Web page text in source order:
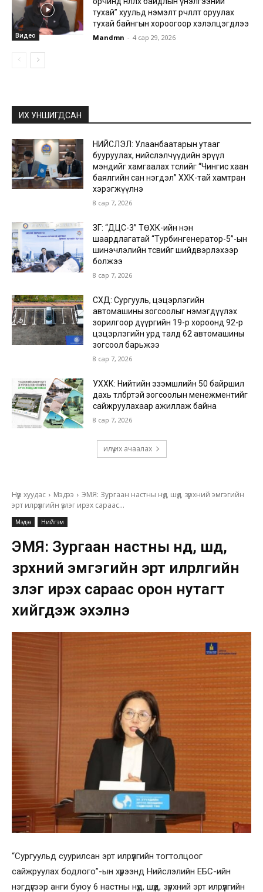
Видео
тухай” хуульд нэмэлт өөрчлөлт оруулах
тухай байнгын хороогоор хэлэлцэгдлээ
Mandmn - 4 сар 29, 2026
ИХ УНШИГДСАН
НИЙСЛЭЛ: Улаанбаатарын утааг
бууруулах, нийслэлчүүдийн эрүүл
мэндийг хамгаалах төслийг “Чингис хаан
баялгийн сан нэгдэл” ХХК-тай хамтран
хэрэгжүүлнэ
8 сар 7, 2026
ЗГ: “ДЦС-3” ТӨХК-ийн нэн
шаардлагатай “Турбингенератор-5”-ын
шинэчлэлийн төсвийг шийдвэрлэхээр
болжээ
8 сар 7, 2026
СХД: Сургууль, цэцэрлэгийн
автомашины зогсоолыг нэмэгдүүлэх
зорилгоор дүүргийн 19-р хороонд 92-р
цэцэрлэгийн урд талд 62 автомашины
зогсоол барьжээ
8 сар 7, 2026
УХХК: Нийтийн эзэмшлийн 50 байршил
дахь төлбөртэй зогсоолын менежментийг
сайжруулахаар ажиллаж байна
8 сар 7, 2026
илүү их ачаалах